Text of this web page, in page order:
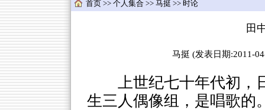
首页 >> 个人集合 >> 马挺 >> 时论
田
马挺 (发表日期:2011-
上世纪七十年代初，日
生三人偶像组，是唱歌的